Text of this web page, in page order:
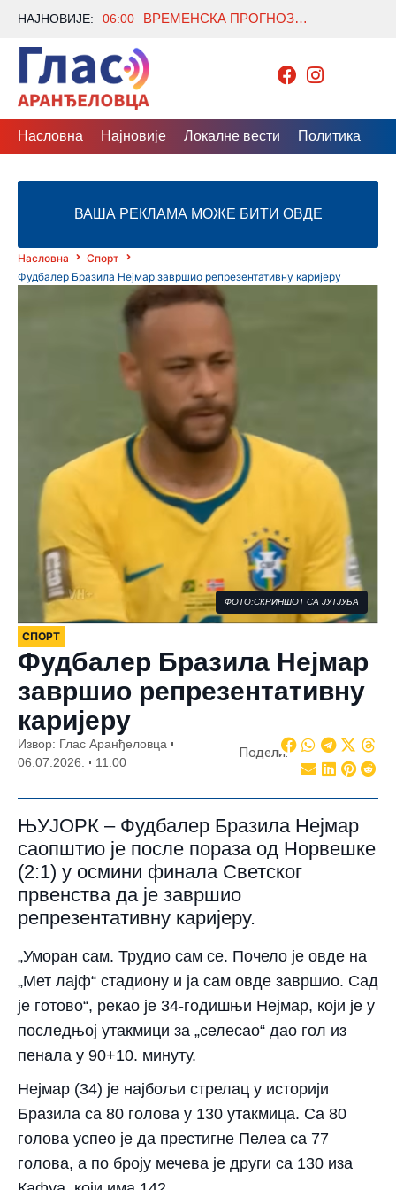
НАЈНОВИЈЕ: 06:00 ВРЕМЕНСКА ПРОГНОЗА ЗА АРАНЂЕЛОВАЦ – 6. АВГУСТ 2026.
Насловна Најновије Локалне вести Политика
ВАША РЕКЛАМА МОЖЕ БИТИ ОВДЕ
Насловна
Спорт
Фудбалер Бразила Нејмар завршио репрезентативну каријеру
ФОТО:СКРИНШОТ СА ЈУТЈУБА
СПОРТ
Фудбалер Бразила Нејмар
завршио репрезентативну
каријеру
Извор: Глас Аранђеловца
06.07.2026.
11:00
Подели:
ЊУЈОРК – Фудбалер Бразила Нејмар
саопштио је после пораза од Норвешке
(2:1) у осмини финала Светског
првенства да је завршио
репрезентативну каријеру.
„Уморан сам. Трудио сам се. Почело је овде на
„Мет лајф“ стадиону и ја сам овде завршио. Сад
је готово“, рекао је 34-годишњи Нејмар, који је у
последњој утакмици за „селесао“ дао гол из
пенала у 90+10. минуту.
Нејмар (34) је најбољи стрелац у историји
Бразила са 80 голова у 130 утакмица. Са 80
голова успео је да престигне Пелеа са 77
голова, а по броју мечева је други са 130 иза